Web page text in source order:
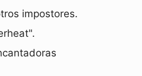
impostores.